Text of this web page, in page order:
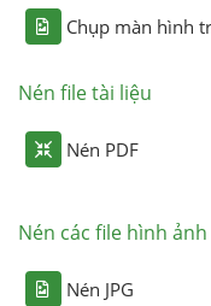
Chụp màn hình
Nén file tài liệu
Nén PDF
Nén các file hình ảnh
Nén JPG